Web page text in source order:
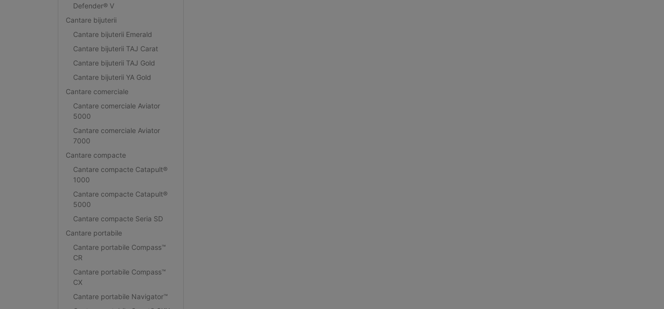
Defender® V
Cantare bijuterii
Cantare bijuterii Emerald
Cantare bijuterii TAJ Carat
Cantare bijuterii TAJ Gold
Cantare bijuterii YA Gold
Cantare comerciale
Cantare comerciale Aviator
5000
Cantare comerciale Aviator
7000
Cantare compacte
Cantare compacte Catapult®
1000
Cantare compacte Catapult®
5000
Cantare compacte Seria SD
Cantare portabile
Cantare portabile Compass™
CR
Cantare portabile Compass™
CX
Cantare portabile Navigator™